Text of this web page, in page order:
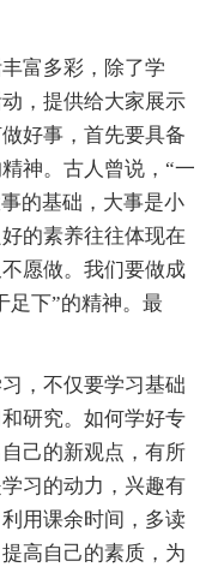
富多彩，除了学
，提供给大家展示
好事，首先要具备
神。古人曾说，“一
的基础，大事是小
的素养往往体现在
愿做。我们要做成
足下”的精神。最
，不仅要学习基础
研究。如何学好专
己的新观点，有所
习的动力，兴趣有
用课余时间，多读
高自己的素质，为